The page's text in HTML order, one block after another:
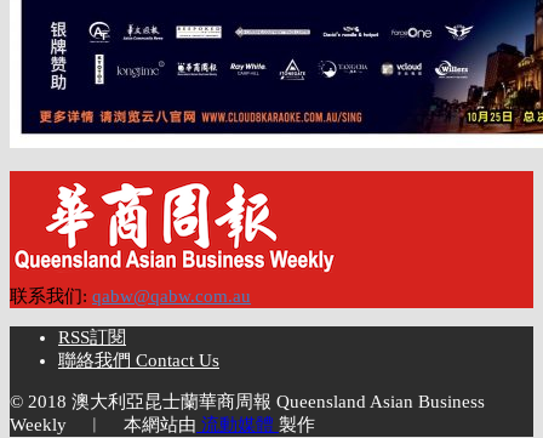
联系我们: qabw@qabw.com.au
RSS訂閱
聯絡我們 Contact Us
© 2018 澳大利亞昆士蘭華商周報 Queensland Asian Business
Weekly ︱ 本網站由 流動媒體 製作